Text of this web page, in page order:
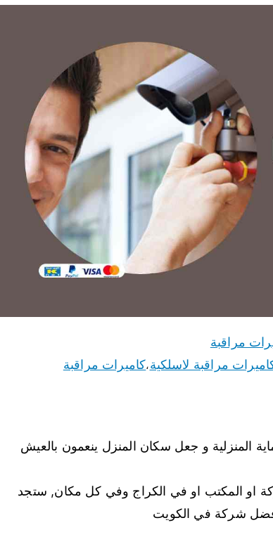
مراقبة
مراقبة لاسلكية،كاميرات مراقبة
المنزلية و جعل سكان المنزل ينعمون بالعيش
او المكتب او في الكراج وفي كل مكان, ستجد
أفضل شركة في الكويت